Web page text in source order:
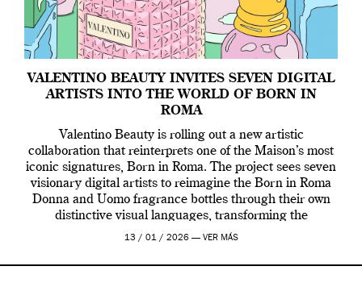
VALENTINO BEAUTY INVITES SEVEN DIGITAL
ARTISTS INTO THE WORLD OF BORN IN
ROMA
Valentino Beauty is rolling out a new artistic
collaboration that reinterprets one of the Maison’s most
iconic signatures, Born in Roma. The project sees seven
visionary digital artists to reimagine the Born in Roma
Donna and Uomo fragrance bottles through their own
distinctive visual languages, transforming the
emblematic design into a contemporary canvas.
13 / 01 / 2026 — VER MÁS